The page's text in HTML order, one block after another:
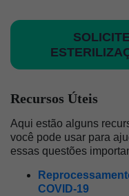
Recursos Úteis
Aqui estão alguns
você pode usar para
essas questões
COVID-19